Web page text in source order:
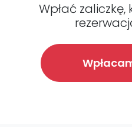
Wpłać